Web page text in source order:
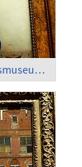
Amsterdam - Rijksmuseum; 'The Milkmaid' (1658), Vermeer van Delft